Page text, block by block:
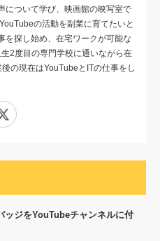
について学び、映画館の映写室で
の活動を副業に育てたいと
を探し始め、在宅ワークが可能な
2度目の専門学校に通いながら在
の現在はYouTubeとITの仕事をし
ッジをYouTubeチャンネルに付